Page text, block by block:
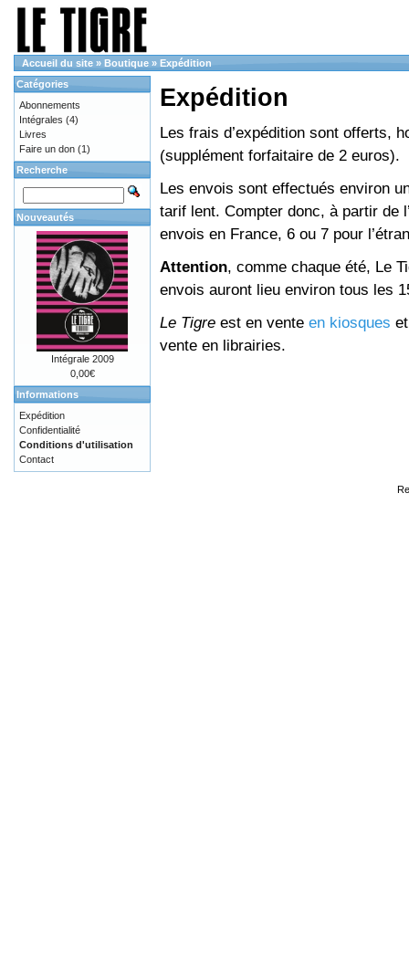
Accueil du site » Boutique » Expédition
Expédition
Les frais d’expédition sont offerts,
(supplément forfaitaire de 2 euros).
Les envois sont effectués environ
tarif lent. Compter donc, à partir de
envois en France, 6 ou 7 pour
Attention, comme chaque été, Le
envois auront lieu environ tous les
Le Tigre est en vente en kiosques
vente en librairies.
Catégories
Abonnements
Intégrales (4)
Livres
Faire un don (1)
Recherche
Nouveautés
Intégrale 2009
0,00€
Informations
Expédition
Confidentialité
Conditions d'utilisation
Contact